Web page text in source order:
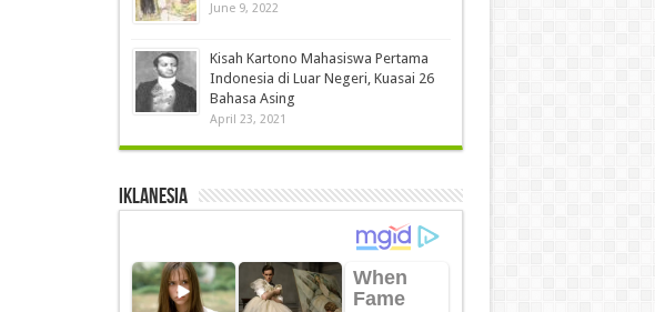
June 9, 2022
Kisah Kartono Mahasiswa Pertama
Indonesia di Luar Negeri, Kuasai 26
Bahasa Asing
April 23, 2021
IKLANESIA